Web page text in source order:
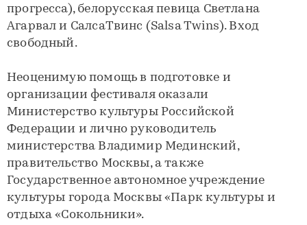
прогресса), белорусская певица Светлана
Агарвал и СалсаТвинс (Salsa Twins). Вход
свободный.
Неоценимую помощь в подготовке и
организации фестиваля оказали
Министерство культуры Российской
Федерации и лично руководитель
министерства Владимир Мединский,
правительство Москвы, а также
Государственное автономное учреждение
культуры города Москвы «Парк культуры и
отдыха «Сокольники».